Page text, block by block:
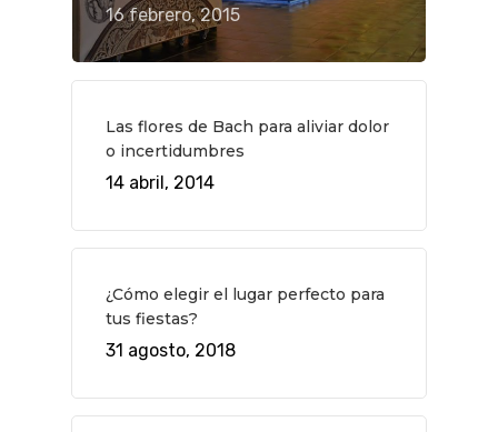
16 febrero, 2015
Las flores de Bach para aliviar dolor
o incertidumbres
14 abril, 2014
¿Cómo elegir el lugar perfecto para
tus fiestas?
31 agosto, 2018